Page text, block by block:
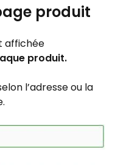
produit
affichée
produit.
l’adresse ou la